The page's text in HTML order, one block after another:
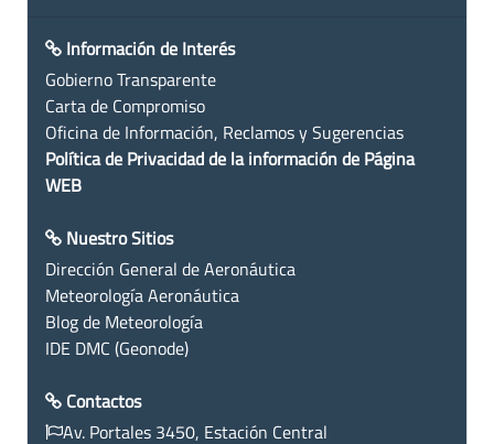
Información de Interés
Gobierno Transparente
Carta de Compromiso
Oficina de Información, Reclamos y Sugerencias
Política de Privacidad de la información de Página
WEB
Nuestro Sitios
Dirección General de Aeronáutica
Meteorología Aeronáutica
Blog de Meteorología
IDE DMC (Geonode)
Contactos
Av. Portales 3450, Estación Central